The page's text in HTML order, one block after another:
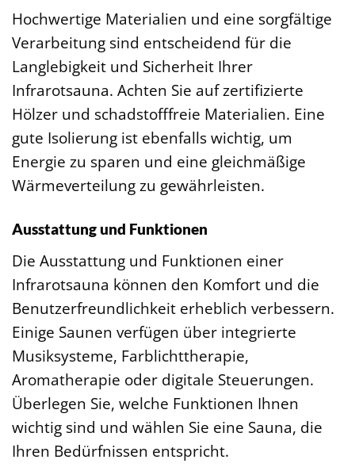
Hochwertige Materialien und eine sorgfältige
Verarbeitung sind entscheidend für die
Langlebigkeit und Sicherheit Ihrer
Infrarotsauna. Achten Sie auf zertifizierte
Hölzer und schadstofffreie Materialien. Eine
gute Isolierung ist ebenfalls wichtig, um
Energie zu sparen und eine gleichmäßige
Wärmeverteilung zu gewährleisten.
Ausstattung und Funktionen
Die Ausstattung und Funktionen einer
Infrarotsauna können den Komfort und die
Benutzerfreundlichkeit erheblich verbessern.
Einige Saunen verfügen über integrierte
Musiksysteme, Farblichttherapie,
Aromatherapie oder digitale Steuerungen.
Überlegen Sie, welche Funktionen Ihnen
wichtig sind und wählen Sie eine Sauna, die
Ihren Bedürfnissen entspricht.